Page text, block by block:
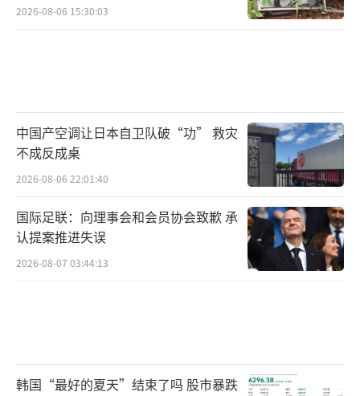
2026-08-06 15:30:03
中国产空调让日本自卫队破“功” 救灾
不成反成桌
2026-08-06 22:01:40
国际足联：向理事会和会员协会致歉 承
认提案推进失误
2026-08-07 03:44:13
韩国“最好的夏天”结束了吗 股市暴跌